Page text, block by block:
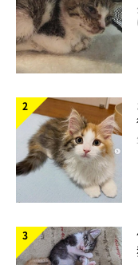
豆柴ぷく&り